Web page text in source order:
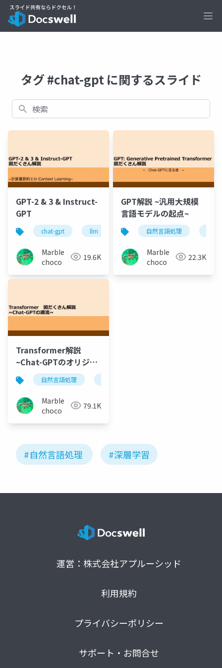
タグ #chat-gpt に関するスライド
検索
GPT-2 & 3 & Instruct-
GPT
chat-gpt llm 深層学習 大規模言語モデル
MarbIe
choco
19.6K
GPT解説 ~汎用大規模
言語モデルの起点~
自然言語処理
MarbIe
choco
22.3K
Transformer解説
~Chat-GPTのオリジン
を理解する~自然言語処理
MarbIe
choco
79.1K
#自然言語処理 #深層学習
運営：株式会社アプルーシッド
利用規約
プライバシーポリシー
サポート・お問合せ